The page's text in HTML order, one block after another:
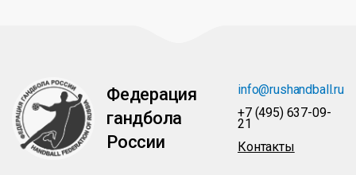
Федерация
гандбола
России
info@rushandball.ru
+7 (495) 637-09-
21
Контакты